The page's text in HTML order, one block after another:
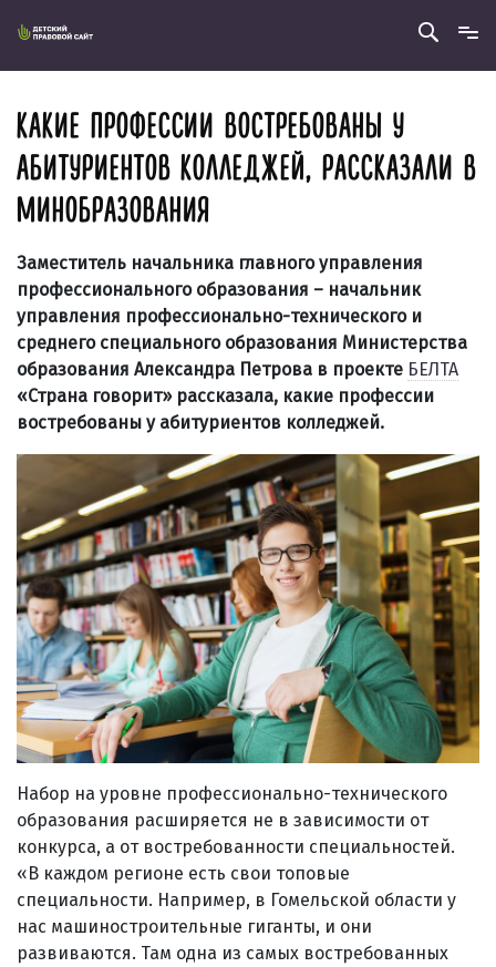
КАКИЕ ПРОФЕССИИ ВОСТРЕБОВАНЫ У
АБИТУРИЕНТОВ КОЛЛЕДЖЕЙ, РАССКАЗАЛИ В
МИНОБРАЗОВАНИЯ
Заместитель начальника главного управления
профессионального образования – начальник
управления профессионально-технического и
среднего специального образования Министерства
образования Александра Петрова в проекте БЕЛТА
«Страна говорит» рассказала, какие профессии
востребованы у абитуриентов колледжей.
Набор на уровне профессионально-технического
образования расширяется не в зависимости от
конкурса, а от востребованности специальностей.
«В каждом регионе есть свои топовые
специальности. Например, в Гомельской области у
нас машиностроительные гиганты, и они
развиваются. Там одна из самых востребованных